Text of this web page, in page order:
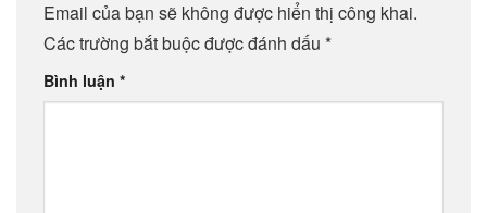
Email của bạn sẽ không được hiển thị công khai.
Các trường bắt buộc được đánh dấu *
Bình luận *